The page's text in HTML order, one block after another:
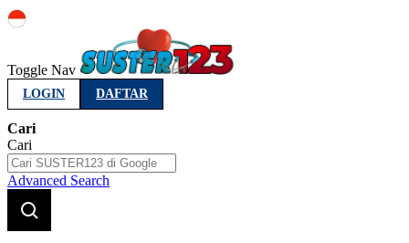
Toggle Nav
LOGIN DAFTAR
Cari
Cari
Advanced Search